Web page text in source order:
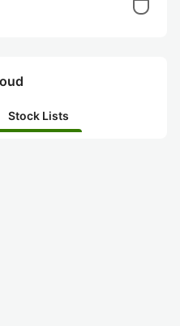
Stock Lists